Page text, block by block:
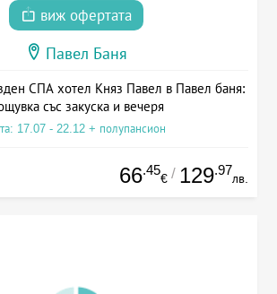
виж офертата
Павел Баня
СПА хотел Княз Павел в Павел баня:
със закуска и вечеря
17.07 - 22.12 + полупансион
66.45
€ / 129.97
лв.